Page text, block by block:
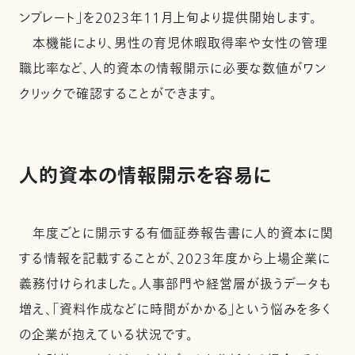
ンプレート」を2023年11月上旬より提供開始します。
本機能により、男性の育児休暇取得率や女性の管理
職比率など、人的資本の情報開示に必要な数値がワン
クリックで確認することができます。
人的資本の情報開示を容易に
年度ごとに開示する有価証券報告書に人的資本に関
する情報を記載することが、2023年度から上場企業に
義務付けられました。人事部門や経営層が扱うデータも
増え、「資料作成などに時間がかかる」という悩みを多く
の企業が抱えている状況です。